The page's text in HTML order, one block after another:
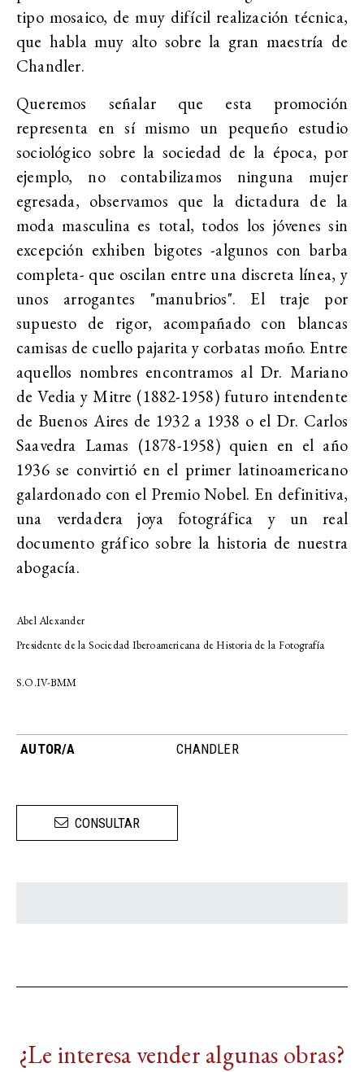
tipo mosaico, de muy difícil realización técnica,
que habla muy alto sobre la gran maestría de
Chandler.
Queremos señalar que esta promoción
representa en sí mismo un pequeño estudio
sociológico sobre la sociedad de la época, por
ejemplo, no contabilizamos ninguna mujer
egresada, observamos que la dictadura de la
moda masculina es total, todos los jóvenes sin
excepción exhiben bigotes -algunos con barba
completa- que oscilan entre una discreta línea, y
unos arrogantes "manubrios". El traje por
supuesto de rigor, acompañado con blancas
camisas de cuello pajarita y corbatas moño. Entre
aquellos nombres encontramos al Dr. Mariano
de Vedia y Mitre (1882-1958) futuro intendente
de Buenos Aires de 1932 a 1938 o el Dr. Carlos
Saavedra Lamas (1878-1958) quien en el año
1936 se convirtió en el primer latinoamericano
galardonado con el Premio Nobel. En definitiva,
una verdadera joya fotográfica y un real
documento gráfico sobre la historia de nuestra
abogacía.
Abel Alexander
Presidente de la Sociedad Iberoamericana de Historia de la Fotografía
S.O.IV-BMM
AUTOR/A CHANDLER
CONSULTAR
¿Le interesa vender algunas obras?